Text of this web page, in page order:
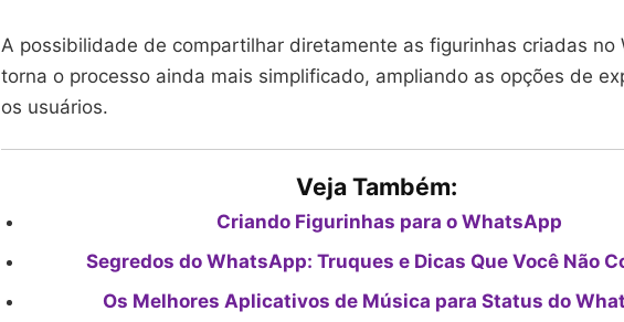
A possibilidade de compartilhar diretamente as figurinhas criadas no
torna o processo ainda mais simplificado, ampliando as opções de
os usuários.
Veja Também:
Criando Figurinhas para o WhatsApp
Segredos do WhatsApp: Truques e Dicas Que Você Não
Os Melhores Aplicativos de Música para Status do